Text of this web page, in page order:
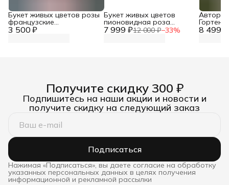
3 500 ₽
Букет живых цветов розы
французские
пионовидные 7 999 ₽12 000 ₽−33%
Букет живых цветов
пионовидная роза
Мандарин Экспрешн 8 499 ₽
Роза
Получите скидку 300 ₽
Подпишитесь на наши акции и новости и
получите скидку на следующий заказ
Подписаться
Нажимая «Подписаться», вы даете согласие на обработку
указанных персональных данных в целях получения
информационной и рекламной рассылки